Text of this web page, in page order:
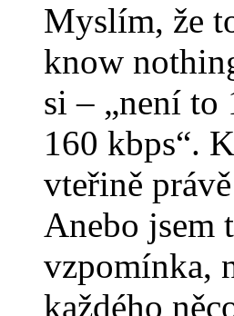
Myslím, že
know
si – „není to
160 kbps“.
vteřině
Anebo jsem
vzpomínka,
každého